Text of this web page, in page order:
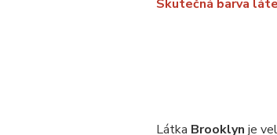
Skutečná barva
Látka Brooklyn je